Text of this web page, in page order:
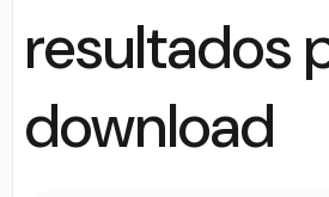
resultados
download